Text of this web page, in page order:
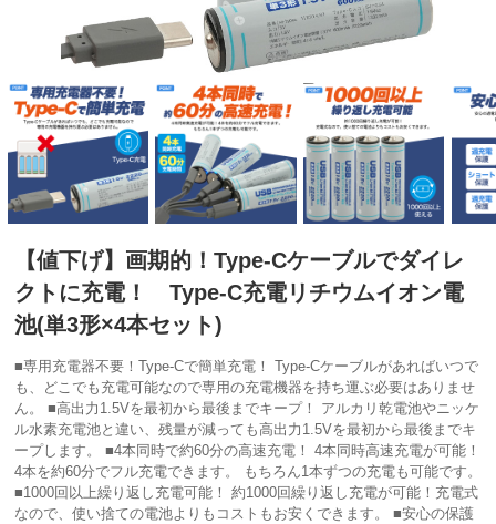
【値下げ】画期的！Type-Cケーブルでダイレ
クトに充電！ Type-C充電リチウムイオン電
池(単3形×4本セット)
■専用充電器不要！Type-Cで簡単充電！ Type-Cケーブルがあればいつで
も、どこでも充電可能なので専用の充電機器を持ち運ぶ必要はありませ
ん。 ■高出力1.5Vを最初から最後までキープ！ アルカリ乾電池やニッケ
ル水素充電池と違い、残量が減っても高出力1.5Vを最初から最後までキ
ープします。 ■4本同時で約60分の高速充電！ 4本同時高速充電が可能！
4本を約60分でフル充電できます。 もちろん1本ずつの充電も可能です。
■1000回以上繰り返し充電可能！ 約1000回繰り返し充電が可能！充電式
なので、使い捨ての電池よりもコストもお安くできます。 ■安心の保護